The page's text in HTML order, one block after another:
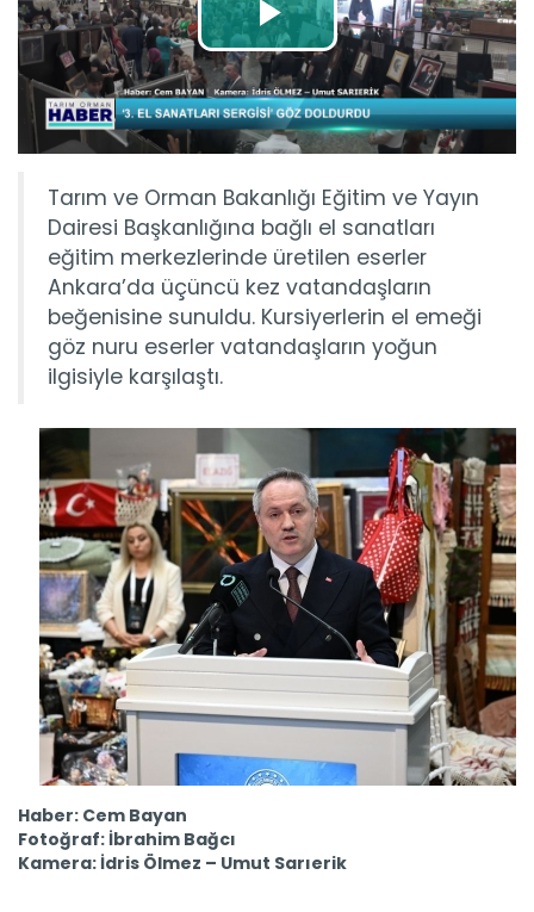
Tarım ve Orman Bakanlığı Eğitim ve Yayın
Dairesi Başkanlığına bağlı el sanatları
eğitim merkezlerinde üretilen eserler
Ankara’da üçüncü kez vatandaşların
beğenisine sunuldu. Kursiyerlerin el emeği
göz nuru eserler vatandaşların yoğun
ilgisiyle karşılaştı.
Haber: Cem Bayan
Fotoğraf: İbrahim Bağcı
Kamera: İdris Ölmez – Umut Sarıerik